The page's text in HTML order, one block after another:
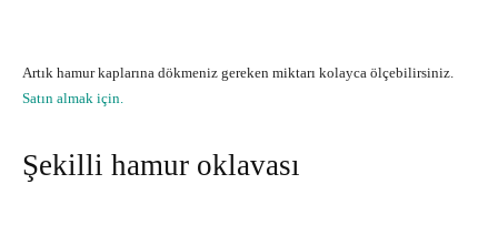
Artık hamur kaplarına dökmeniz gereken miktarı kolayca ölçebilirsiniz.
Satın almak için.
Şekilli hamur oklavası